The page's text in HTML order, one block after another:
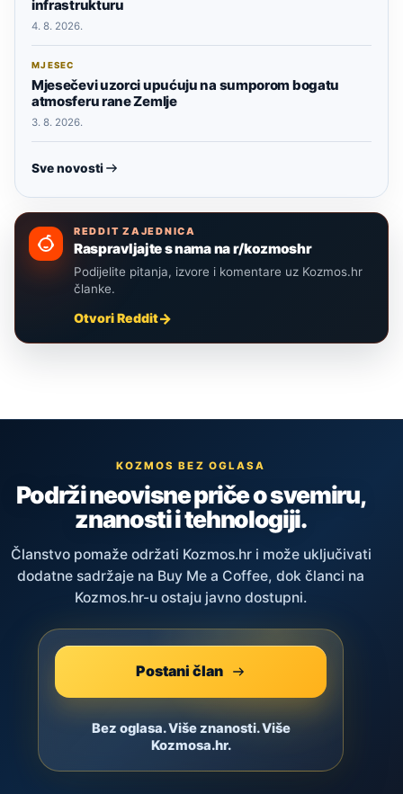
infrastrukturu
4. 8. 2026.
MJESEC
Mjesečevi uzorci upućuju na sumporom bogatu
atmosferu rane Zemlje
3. 8. 2026.
Sve novosti
REDDIT ZAJEDNICA
Raspravljajte s nama na r/kozmoshr
Podijelite pitanja, izvore i komentare uz Kozmos.hr
članke.
Otvori Reddit
KOZMOS BEZ OGLASA
Podrži neovisne priče o svemiru,
znanosti i tehnologiji.
Članstvo pomaže održati Kozmos.hr i može uključivati
dodatne sadržaje na Buy Me a Coffee, dok članci na
Kozmos.hr-u ostaju javno dostupni.
Postani član
Bez oglasa. Više znanosti. Više
Kozmosa.hr.